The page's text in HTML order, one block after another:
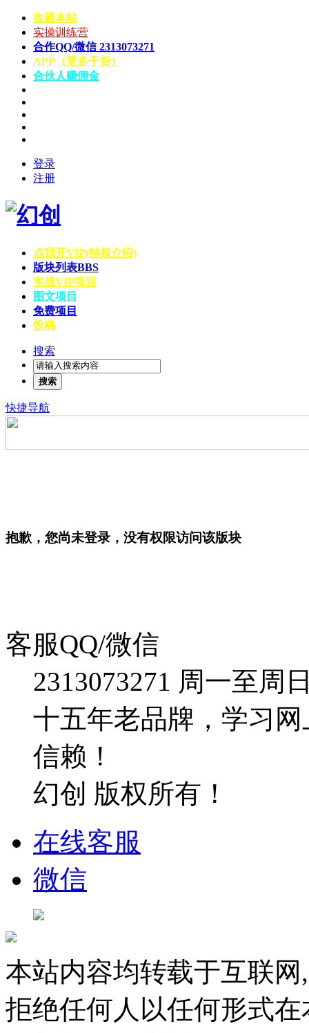
收藏本站
实操训练营
合作QQ/微信 2313073271
APP（更多干货）
合伙人赚佣金
登录
注册
点我开VIP(特权介绍)
版块列表BBS
实战VIP项目
图文项目
免费项目
投稿
搜索
搜索
快捷导航
抱歉，您尚未登录，没有权限访问该版块
客服QQ/微信
2313073271 周一至周
十五年老品牌，学习
信赖！
幻创 版权所有！
在线客服
微信
本站内容均转载于互联
拒绝任何人以任何形式